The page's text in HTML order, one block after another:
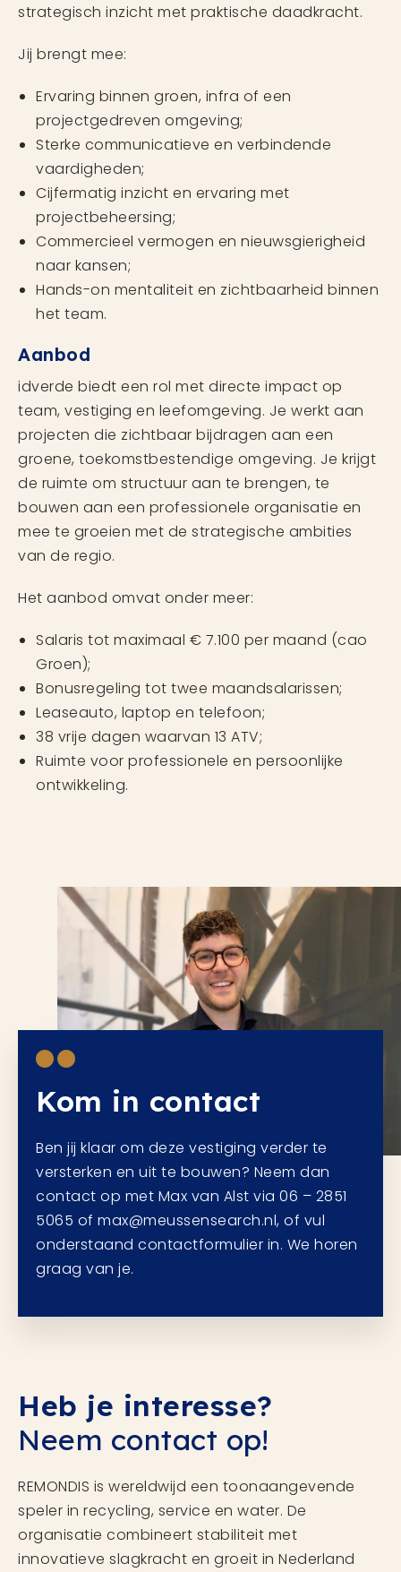
strategisch inzicht met praktische daadkracht.
Jij brengt mee:
Ervaring binnen groen, infra of een
projectgedreven omgeving;
Sterke communicatieve en verbindende
vaardigheden;
Cijfermatig inzicht en ervaring met
projectbeheersing;
Commercieel vermogen en nieuwsgierigheid
naar kansen;
Hands-on mentaliteit en zichtbaarheid binnen
het team.
Aanbod
idverde biedt een rol met directe impact op
team, vestiging en leefomgeving. Je werkt aan
projecten die zichtbaar bijdragen aan een
groene, toekomstbestendige omgeving. Je krijgt
de ruimte om structuur aan te brengen, te
bouwen aan een professionele organisatie en
mee te groeien met de strategische ambities
van de regio.
Het aanbod omvat onder meer:
Salaris tot maximaal € 7.100 per maand (cao
Groen);
Bonusregeling tot twee maandsalarissen;
Leaseauto, laptop en telefoon;
38 vrije dagen waarvan 13 ATV;
Ruimte voor professionele en persoonlijke
ontwikkeling.
Kom in contact
Ben jij klaar om deze vestiging verder te
versterken en uit te bouwen? Neem dan
contact op met Max van Alst via 06 – 2851
5065 of max@meussensearch.nl, of vul
onderstaand contactformulier in. We horen
graag van je.
Heb je interesse?
Neem contact op!
REMONDIS is wereldwijd een toonaangevende
speler in recycling, service en water. De
organisatie combineert stabiliteit met
innovatieve slagkracht en groeit in Nederland